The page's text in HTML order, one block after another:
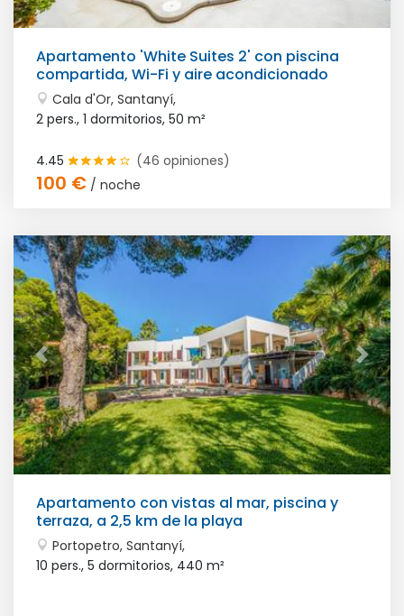
Apartamento 'White Suites 2' con piscina
compartida, Wi-Fi y aire acondicionado
Cala d'Or, Santanyí,
2 pers., 1 dormitorios, 50 m²
4.45 (46 opiniones)
100 € / noche
Apartamento con vistas al mar, piscina y
terraza, a 2,5 km de la playa
Portopetro, Santanyí,
10 pers., 5 dormitorios, 440 m²